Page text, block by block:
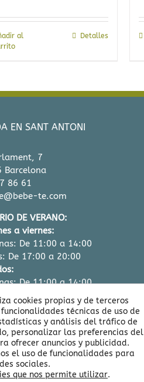
al
Detalles
EN SANT ANTONI
7
Barcelona
86 61
te.com
DE VERANO:
a viernes:
De 11:00 a 14:00
De 17:00 a 20:00
De 11:00 a 14:00
cookies propias y de terceros
técnicas de uso de
y análisis del tráfico de
personalizar las preferencias del
ofrecer anuncios y publicidad.
el uso de funcionalidades para
sociales.
que nos permite utilizar.